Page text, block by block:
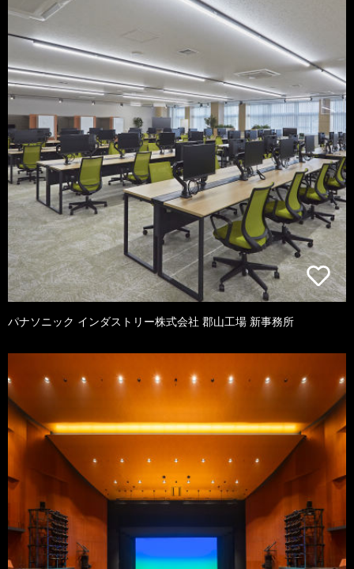
パナソニック インダストリー株式会社 郡山工場 新事務所